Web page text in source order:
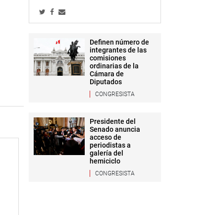
Definen número de
integrantes de las
comisiones
ordinarias de la
Cámara de
Diputados
CONGRESISTA
Presidente del
Senado anuncia
acceso de
periodistas a
galería del
hemiciclo
CONGRESISTA